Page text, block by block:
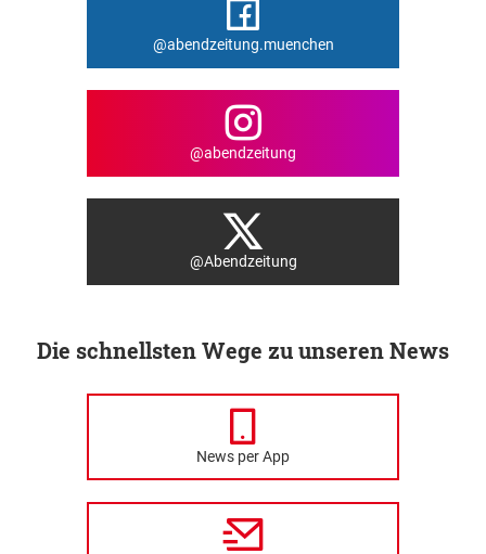
@abendzeitung.muenchen
@abendzeitung
@Abendzeitung
Die schnellsten Wege zu unseren News
News per App